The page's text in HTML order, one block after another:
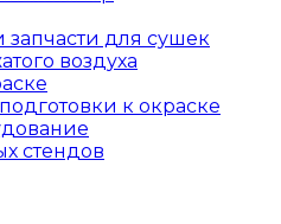
для сушек
воздуха
к окраске
стендов